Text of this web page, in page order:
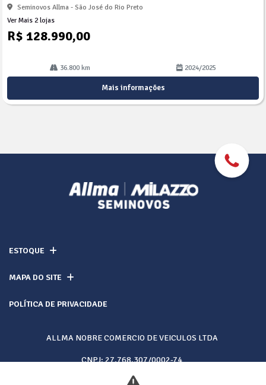
Seminovos Allma - São José do Rio Preto
Ver Mais 2 lojas
R$ 128.990,00
36.800 km 2024/2025
Mais informações
ESTOQUE
MAPA DO SITE
POLÍTICA DE PRIVACIDADE
ALLMA NOBRE COMERCIO DE VEICULOS LTDA
CNPJ: 27.768.307/0002-74